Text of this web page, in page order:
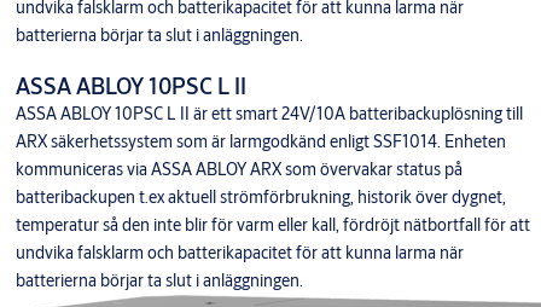
undvika falsklarm och batterikapacitet för att kunna larma när
batterierna börjar ta slut i anläggningen.
ASSA ABLOY 10PSC L II
ASSA ABLOY 10PSC L II är ett smart 24V/10A batteribackuplösning till
ARX säkerhetssystem som är larmgodkänd enligt SSF1014. Enheten
kommuniceras via ASSA ABLOY ARX som övervakar status på
batteribackupen t.ex aktuell strömförbrukning, historik över dygnet,
temperatur så den inte blir för varm eller kall, fördröjt nätbortfall för att
undvika falsklarm och batterikapacitet för att kunna larma när
batterierna börjar ta slut i anläggningen.